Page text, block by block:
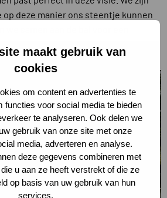
maakt gebruik van
cookies
om content en advertenties te
functies voor social media te bieden
te analyseren. Ook delen we
gebruik van onze site met onze
media, adverteren en analyse.
deze gegevens combineren met
u aan ze heeft verstrekt of die ze
op basis van uw gebruik van hun
services.
op deze manier ons steentje kunnen
we samen aan de bal voor een